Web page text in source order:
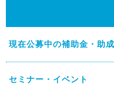
現在公募中の補助金・助
セミナー・イベント